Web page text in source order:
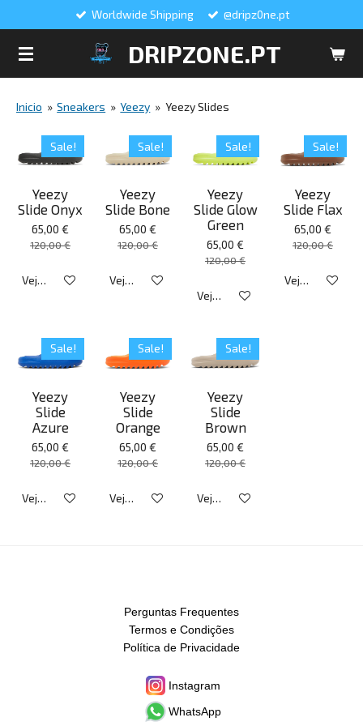
DRIPZONE.PT
Worldwide Shipping @dripz0ne.pt
Inicio » Sneakers » Yeezy » Yeezy Slides
Sale!
Yeezy
Slide Onyx
65,00 €
120,00 €
Veja detalhes
Sale!
Yeezy
Slide Bone
65,00 €
120,00 €
Veja detalhes
Sale!
Yeezy
Slide Glow
Green
65,00 €
120,00 €
Veja detalhes
Sale!
Yeezy
Slide Flax
65,00 €
120,00 €
Veja detalhes
Sale!
Yeezy
Slide
Azure
65,00 €
120,00 €
Veja detalhes
Sale!
Yeezy
Slide
Orange
65,00 €
120,00 €
Veja detalhes
Sale!
Yeezy
Slide
Brown
65,00 €
120,00 €
Veja detalhes
Perguntas Frequentes
Termos e Condições
Política de Privacidade
Instagram
WhatsApp